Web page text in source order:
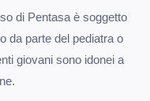
di Pentasa è soggetto
da parte del pediatra o
giovani sono idonei a